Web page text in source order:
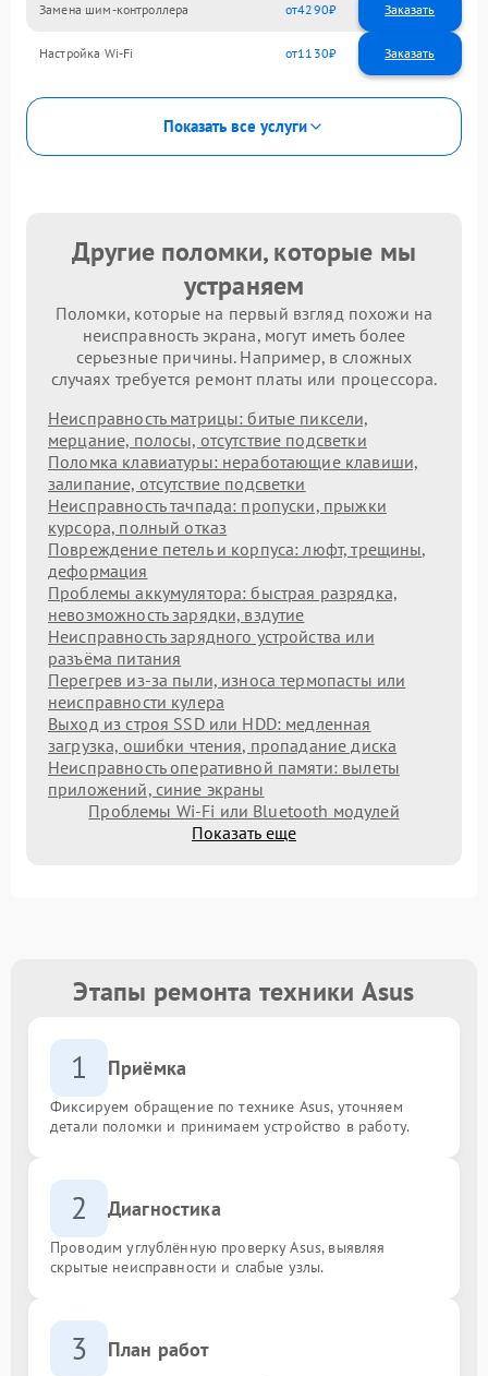
Замена шим-контроллера 4290
Настройка Wi-Fi 1130
Показать все услуги
Другие поломки, которые мы
устраняем
Поломки, которые на первый взгляд похожи на
неисправность экрана, могут иметь более
серьезные причины. Например, в сложных
случаях требуется ремонт платы или процессора.
Неисправность матрицы: битые пиксели,
мерцание, полосы, отсутствие подсветки
Поломка клавиатуры: неработающие клавиши,
залипание, отсутствие подсветки
Неисправность тачпада: пропуски, прыжки
курсора, полный отказ
Повреждение петель и корпуса: люфт, трещины,
деформация
Проблемы аккумулятора: быстрая разрядка,
невозможность зарядки, вздутие
Неисправность зарядного устройства или
разъёма питания
Перегрев из‑за пыли, износа термопасты или
неисправности кулера
Выход из строя SSD или HDD: медленная
загрузка, ошибки чтения, пропадание диска
Неисправность оперативной памяти: вылеты
приложений, синие экраны
Проблемы Wi‑Fi или Bluetooth модулей
Показать еще
Этапы ремонта техники Asus
1 Приёмка
Фиксируем обращение по технике Asus, уточняем
детали поломки и принимаем устройство в работу.
2 Диагностика
Проводим углублённую проверку Asus, выявляя
скрытые неисправности и слабые узлы.
3 План работ